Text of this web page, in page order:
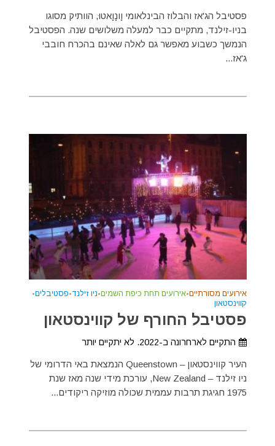
פסטיבל הג'אז והבלוז הבינלאומי וָונָוָאטוּ, הוותיק מסוגו
בניו-זילנד, מתקיים כבר למעלה משלושים שנה. הפסטיבל
הנמשך כשבוע מאפשר גם לאלה שאינם בהכרח חובבי
ג'אז...
אירועים מסורתיים•אירועים תחת כיפת השמים•ניו זילנד•פסטיבלים•
קווינסטאון
פסטיבל החורף של קווינסטאון
התקיים לארחרונה ב-2022. לא יתקיים יותר
העיר קווינסטאון – Queenstown הנמצאת באי הדרומי של
ניו זילנד – New Zealand, עורכת מידי שנה מאז שנת
1975 חגיגת תרבות עממית שכולה מוזיקה ריקודים...